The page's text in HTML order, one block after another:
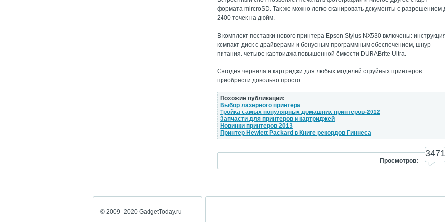
формата mircroSD. Так же можно легко сканировать документы с разрешением
2400 точек на дюйм.
В комплект поставки нового принтера Epson Stylus NX530 включены:
компакт-диск с драйверами и бонусным программным обеспечением, шнур
питания, четыре картриджа повышенной ёмкости DURABrite Ultra.
Сегодня чернила и картриджи для любых моделей струйных принтеров
приобрести довольно просто.
Похожие публикации:
Выбор лазерного принтера
Тройка самых популярных домашних принтеров-2012
Запчасти для принтеров и картриджей
Новинки принтеров 2013
Принтер Hewlett Packard в Книге рекордов Гиннеса
3471
Просмотров:
© 2009–2020 GadgetToday.ru